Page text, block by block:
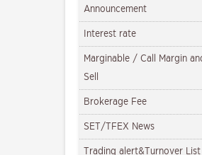
Announcement
Interest rate
Marginable / Call Margin
Sell
Brokerage Fee
SET/TFEX News
Trading alert&Turnover List